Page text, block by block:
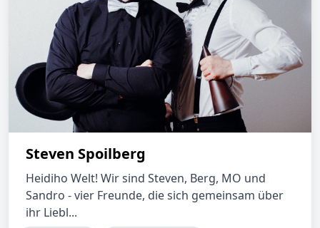
Steven Spoilberg
Heidiho Welt! Wir sind Steven, Berg, MO und
Sandro - vier Freunde, die sich gemeinsam über
ihr Liebl...